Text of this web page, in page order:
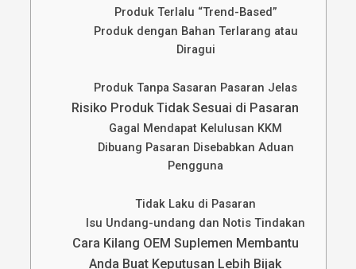
Produk Terlalu “Trend-Based”
Produk dengan Bahan Terlarang atau
Diragui
Produk Tanpa Sasaran Pasaran Jelas
Risiko Produk Tidak Sesuai di Pasaran
Gagal Mendapat Kelulusan KKM
Dibuang Pasaran Disebabkan Aduan
Pengguna
Tidak Laku di Pasaran
Isu Undang-undang dan Notis Tindakan
Cara Kilang OEM Suplemen Membantu
Anda Buat Keputusan Lebih Bijak